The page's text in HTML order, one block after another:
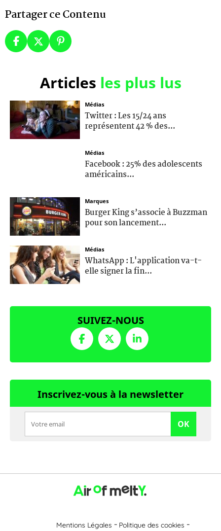
Partager ce Contenu
Articles les plus lus
Médias
Twitter : Les 15/24 ans
représentent 42 % des...
Médias
Facebook : 25% des adolescents
américains...
Marques
Burger King s’associe à Buzzman
pour son lancement...
Médias
WhatsApp : L'application va-t-
elle signer la fin...
SUIVEZ-NOUS
Inscrivez-vous à la newsletter
OK
Mentions Légales
Politique des cookies